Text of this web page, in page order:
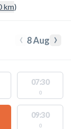
km)
‹ 8 Aug ›
07:30
0
09:30
0